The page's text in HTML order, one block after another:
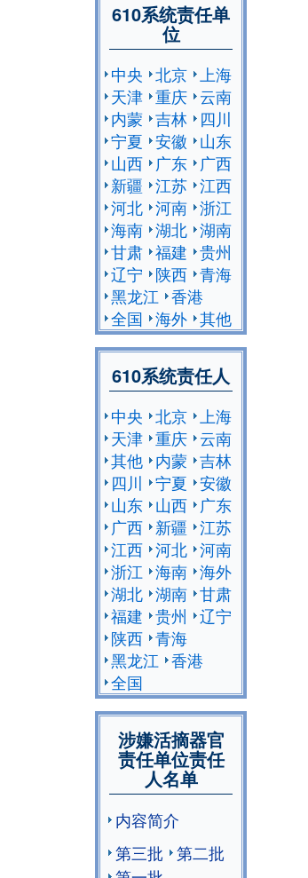
610系统责任单
位
中央 北京
上海
天津 重庆 云南
内蒙 吉林
四川
宁夏 安徽
山东
山西
广东
广西
新疆 江苏 江西
河北 河南 浙江
海南 湖北 湖南
甘肃 福建 贵州
辽宁
陕西 青海
黑龙江 香港
全国 海外 其他
610系统责任人
中央 北京
上海
天津 重庆 云南
其他 内蒙 吉林
四川
宁夏 安徽
山东 山西
广东
广西 新疆 江苏
江西 河北 河南
浙江 海南 海外
湖北 湖南 甘肃
福建 贵州
辽宁
陕西 青海
黑龙江 香港
全国
涉嫌活摘器官
责任单位责任
人名单
内容简介
第三批
第二批